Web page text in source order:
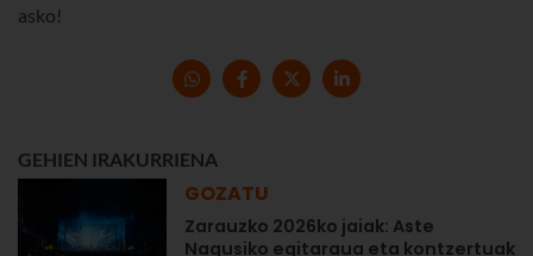
asko!
GEHIEN IRAKURRIENA
GOZATU
Zarauzko 2026ko jaiak: Aste
Nagusiko egitaraua eta kontzertuak